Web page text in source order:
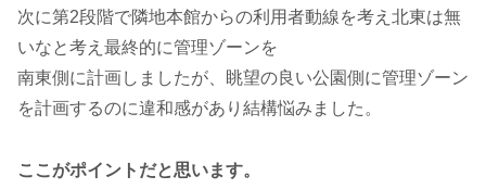
次に第2段階で隣地本館からの利用者動線を考え北東は無
いなと考え最終的に管理ゾーンを
南東側に計画しましたが、眺望の良い公園側に管理ゾーン
を計画するのに違和感があり結構悩みました。
ここがポイントだと思います。